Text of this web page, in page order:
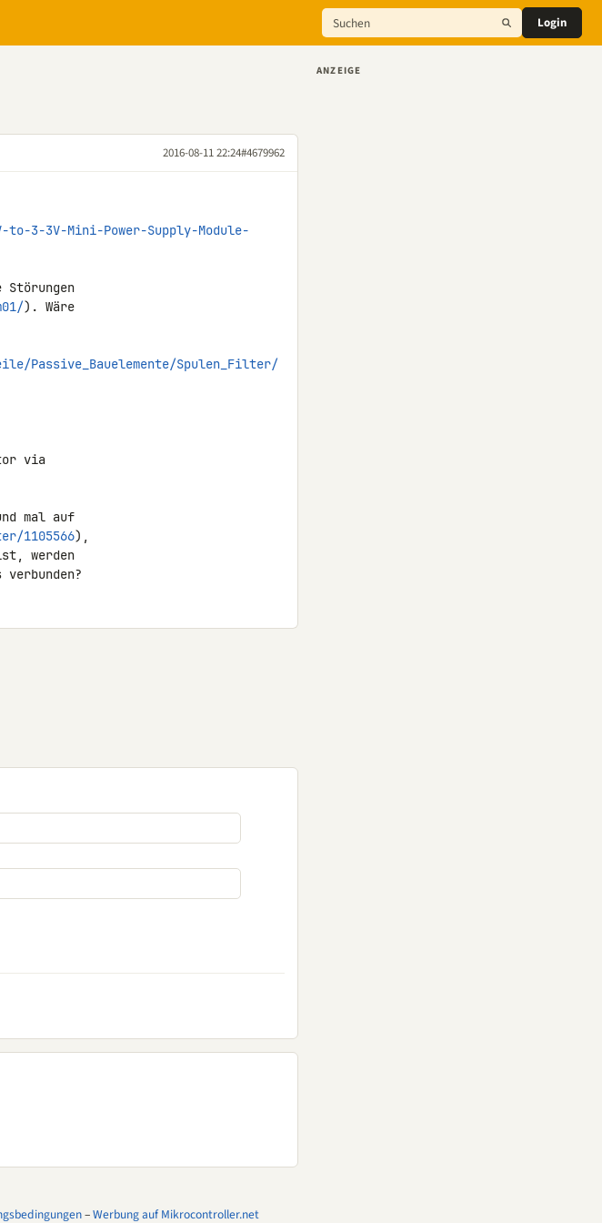
Login
2016-08-11 22:24#4679962
to-3-3V-Mini-Power-Supply-Module-
). Wäre
Passive_Bauelemente/Spulen_Filter/
via
mal auf
1105566),
werden
ANZEIGE
–Werbung auf Mikrocontroller.net